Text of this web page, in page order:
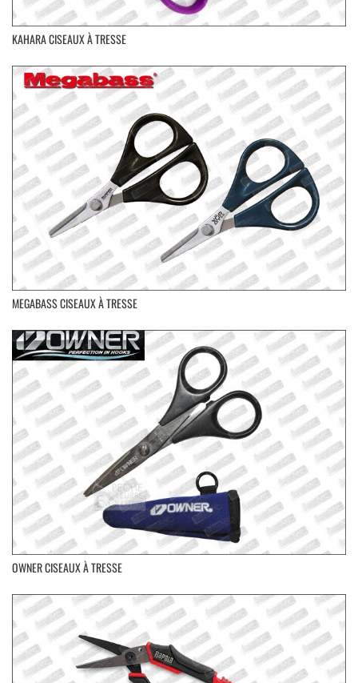
KAHARA CISEAUX À TRESSE
MEGABASS CISEAUX À TRESSE
OWNER CISEAUX À TRESSE